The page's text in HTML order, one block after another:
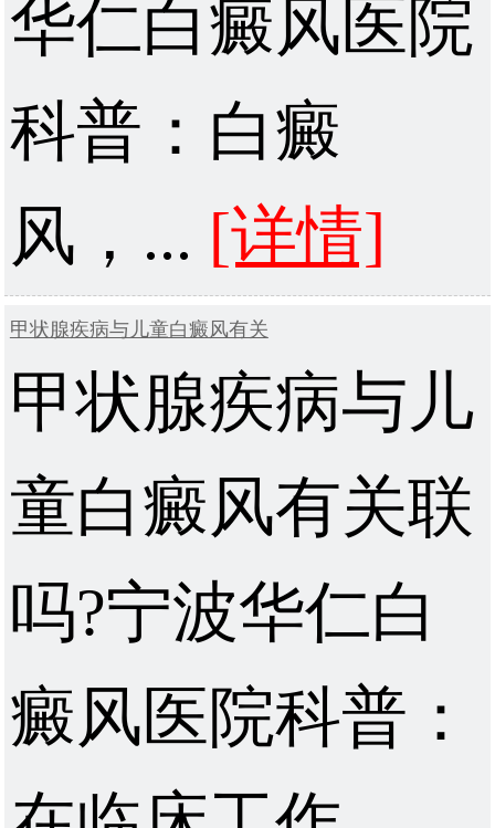
华仁白癜风医院
科普：白癜
风，... [详情]
甲状腺疾病与儿童白癜风有关
甲状腺疾病与儿
童白癜风有关联
吗?宁波华仁白
癜风医院科普：